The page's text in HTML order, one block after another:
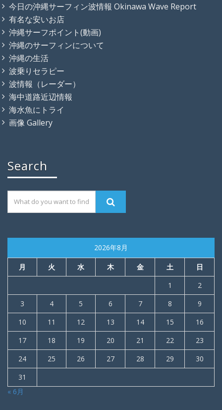
今日の沖縄サーフィン波情報 Okinawa Wave Report
有名な安いお店
沖縄サーフポイント(動画)
沖縄のサーフィンについて
沖縄の生活
波乗りセラピー
波情報（レーダー）
海中道路近辺情報
海水魚にトライ
画像 Gallery
Search
2026年8月
月 火 水 木 金 土
日
1
2
3
4 5 6 7 8
9
10
11 12 13 14 15
16
17
18 19 20 21 22
23
24
25 26 27 28 29
30
31
« 6月